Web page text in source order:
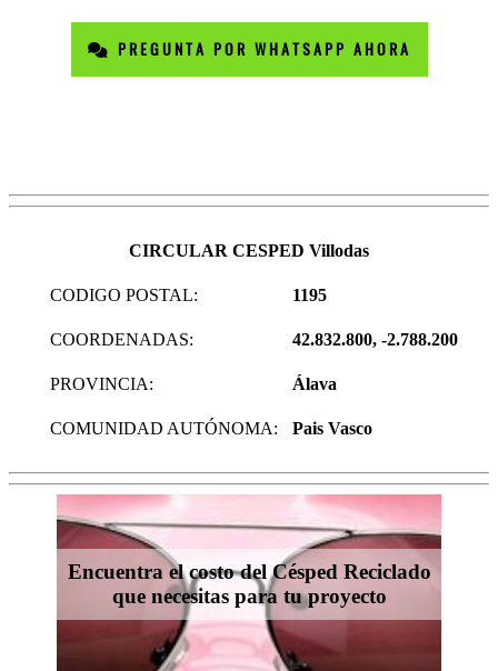
PREGUNTA POR WHATSAPP AHORA
CIRCULAR CESPED Villodas
CODIGO POSTAL: 1195
COORDENADAS: 42.832.800, -2.788.200
PROVINCIA: Álava
COMUNIDAD AUTÓNOMA: Pais Vasco
Encuentra el costo del Césped Reciclado
que necesitas para tu proyecto